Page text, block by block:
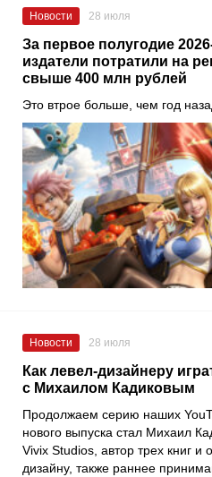
Новости 28 июля
За первое полугодие
издатели потратили на
свыше 400 млн рублей
Это втрое больше, чем год
Новости 28 июля
Как левел-дизайнеру
с Михаилом Кадиковым
Продолжаем серию наших
нового выпуска стал Михаил
Vivix Studios, автор трех книг и
дизайну, также раннее